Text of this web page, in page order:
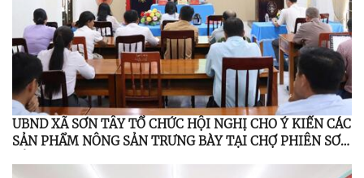
UBND XÃ SƠN TÂY TỔ CHỨC HỘI NGHỊ CHO Ý KIẾN CÁC
SẢN PHẨM NÔNG SẢN TRƯNG BÀY TẠI CHỢ PHIÊN SƠN